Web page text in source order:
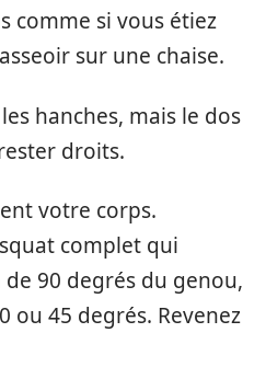
comme si vous étiez
sur une chaise.
hanches, mais le dos
droits.
votre corps.
complet qui
90 degrés du genou,
ou 45 degrés. Revenez